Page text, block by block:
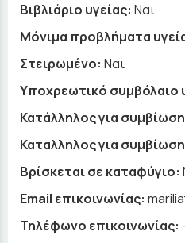
Βιβλιάριο υγείας: Ναι
Μόνιμα προβλήματα
Στειρωμένο: Ναι
Υποχρεωτικό συμβόλαιο
Κατάλληλος για
Καταλληλος για
Βρίσκεται σε καταφύγιο:
Email επικοινωνίας:
Τηλέφωνο επικοινωνίας: